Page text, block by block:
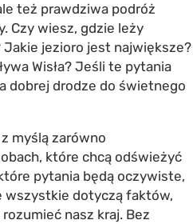
też prawdziwa podróż
Czy wiesz, gdzie leży
jezioro jest największe?
Wisła? Jeśli te pytania
dobrej drodze do świetnego
myślą zarówno
które chcą odświeżyć
pytania będą oczywiste,
wszystkie dotyczą faktów,
nasz kraj. Bez